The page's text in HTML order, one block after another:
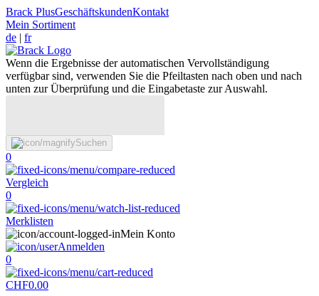
Brack PlusGeschäftskundenKontakt
Mein Sortiment
de | fr
Wenn die Ergebnisse der automatischen Vervollständigung
verfügbar sind, verwenden Sie die Pfeiltasten nach oben und nach
unten zur Überprüfung und die Eingabetaste zur Auswahl.
Suchen
0
Vergleich
0
Merklisten
Mein Konto
Anmelden
0
CHF0.00